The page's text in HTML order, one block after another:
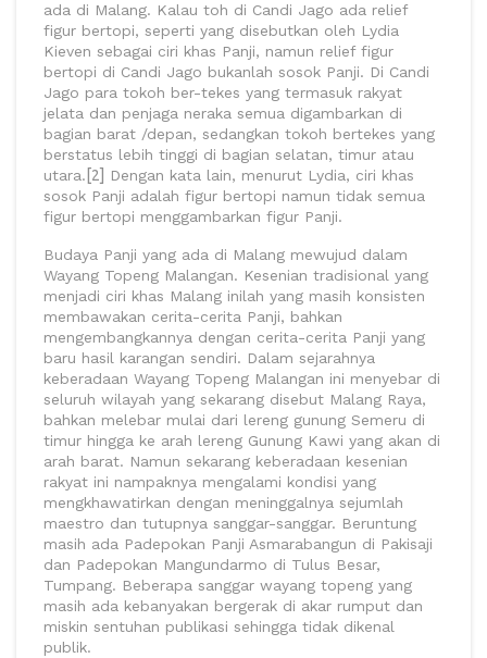
ada di Malang. Kalau toh di Candi Jago ada relief
figur bertopi, seperti yang disebutkan oleh Lydia
Kieven sebagai ciri khas Panji, namun relief figur
bertopi di Candi Jago bukanlah sosok Panji. Di Candi
Jago para tokoh ber-tekes yang termasuk rakyat
jelata dan penjaga neraka semua digambarkan di
bagian barat /depan, sedangkan tokoh bertekes yang
berstatus lebih tinggi di bagian selatan, timur atau
utara. [2]
Dengan kata lain, menurut Lydia, ciri khas
sosok Panji adalah figur bertopi namun tidak semua
figur bertopi menggambarkan figur Panji.
Budaya Panji yang ada di Malang mewujud dalam
Wayang Topeng Malangan. Kesenian tradisional yang
menjadi ciri khas Malang inilah yang masih konsisten
membawakan cerita-cerita Panji, bahkan
mengembangkannya dengan cerita-cerita Panji yang
baru hasil karangan sendiri. Dalam sejarahnya
keberadaan Wayang Topeng Malangan ini menyebar di
seluruh wilayah yang sekarang disebut Malang Raya,
bahkan melebar mulai dari lereng gunung Semeru di
timur hingga ke arah lereng Gunung Kawi yang akan di
arah barat. Namun sekarang keberadaan kesenian
rakyat ini nampaknya mengalami kondisi yang
mengkhawatirkan dengan meninggalnya sejumlah
maestro dan tutupnya sanggar-sanggar. Beruntung
masih ada Padepokan Panji Asmarabangun di Pakisaji
dan Padepokan Mangundarmo di Tulus Besar,
Tumpang. Beberapa sanggar wayang topeng yang
masih ada kebanyakan bergerak di akar rumput dan
miskin sentuhan publikasi sehingga tidak dikenal
publik.